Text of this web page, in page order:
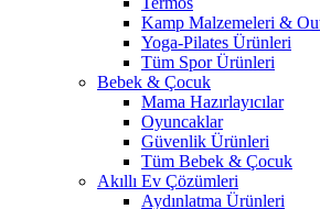
Kamp Malzemeleri &
Yoga-Pilates Ürünleri
Tüm Spor Ürünleri
Bebek & Çocuk
Mama Hazırlayıcılar
Oyuncaklar
Güvenlik Ürünleri
Tüm Bebek & Çocuk
Akıllı Ev Çözümleri
Aydınlatma Ürünleri